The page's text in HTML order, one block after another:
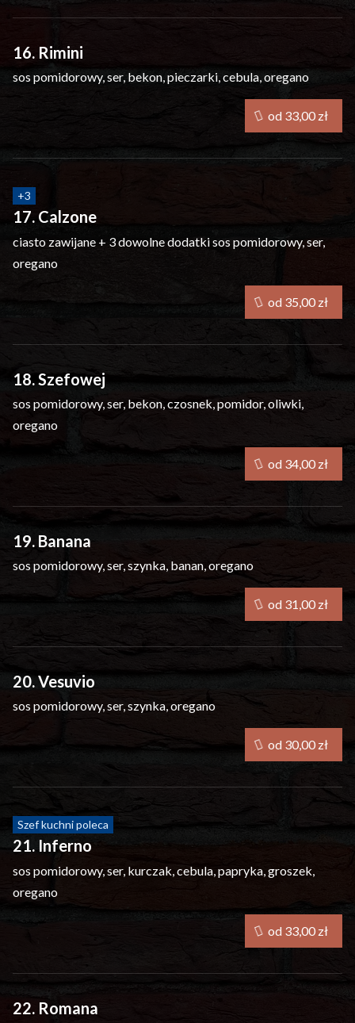
16. Rimini
sos pomidorowy, ser, bekon, pieczarki, cebula, oregano
+3
17. Calzone
ciasto zawijane + 3 dowolne dodatkisos pomidorowy, ser,
oregano
18. Szefowej
sos pomidorowy, ser, bekon, czosnek, pomidor, oliwki,
oregano
19. Banana
sos pomidorowy, ser, szynka, banan, oregano
20. Vesuvio
sos pomidorowy, ser, szynka, oregano
Szef kuchni poleca
21. Inferno
sos pomidorowy, ser, kurczak, cebula, papryka, groszek,
oregano
22. Romana